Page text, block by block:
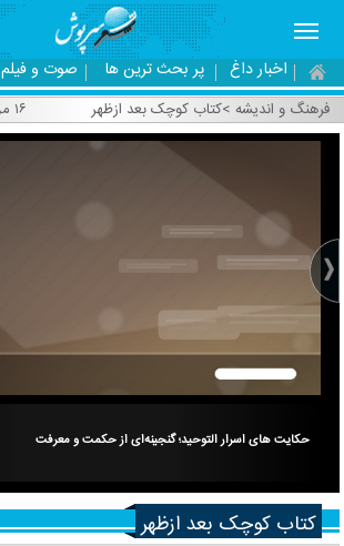
اخبار داغ پر بحث ترین ها صوت و فیلم
فرهنگ و اندیشه >کتاب کوچک بعد ازظهر
حکایت های اسرار التوحید؛ گنجینه‌ای از حکمت و معرفت
کتاب کوچک بعد ازظهر